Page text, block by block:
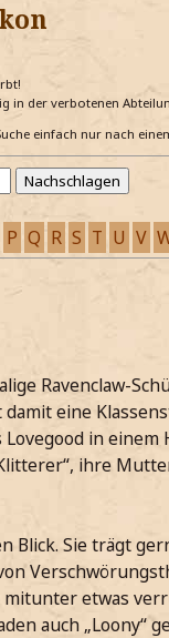
in der verbotenen
einfach nur nach
P Q R S T U V
Ravenclaw-
eine
in einem
ihre
Blick. Sie trägt
etwas
auch „Loony“